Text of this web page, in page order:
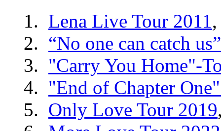
Lena Live Tour 2011,
“No one can catch
"Carry You Home"-
"End of Chapter
Only Love Tour 2019